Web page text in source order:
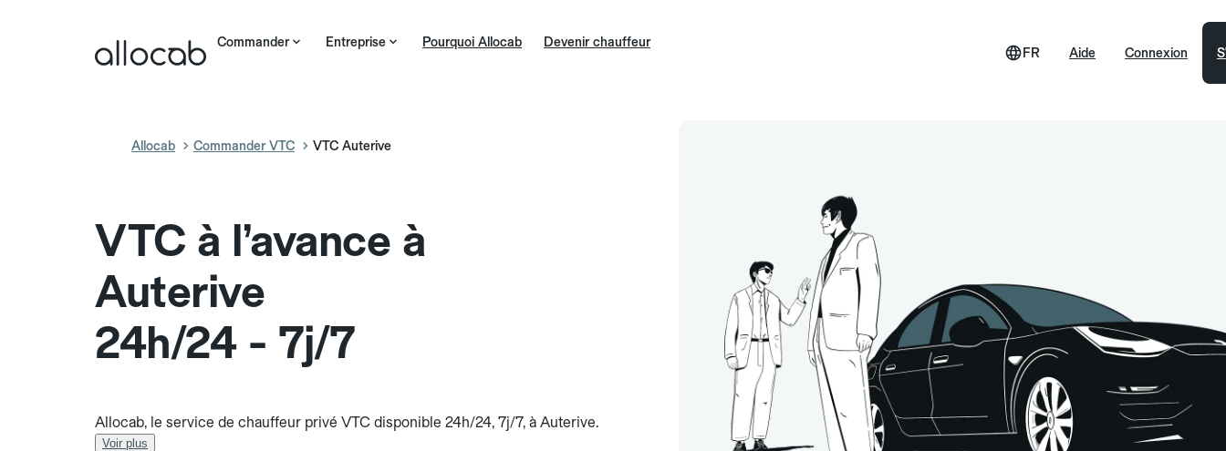
Commander Entreprise Pourquoi Allocab Devenir chauffeur
Aide
FR Connexion
Allocab Commander VTC VTC Auterive
VTC à l’avance à
Auterive
24h/24 - 7j/7
Allocab, le service de chauffeur privé VTC disponible 24h/24, 7j/7, à Auterive.
Voir plus